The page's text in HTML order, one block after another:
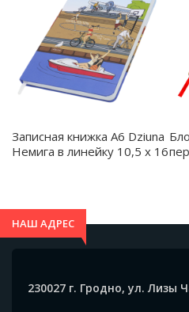
Записная книжка A6 Dziuna
Немига в линейку 10,5 x 16
НАШ АДРЕС
230027 г. Гродно, ул. Лизы